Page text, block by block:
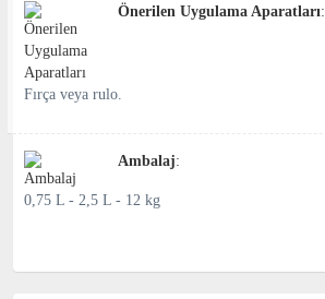
Önerilen Uygulama Aparatları:
Fırça veya rulo.
Ambalaj:
0,75 L - 2,5 L - 12 kg